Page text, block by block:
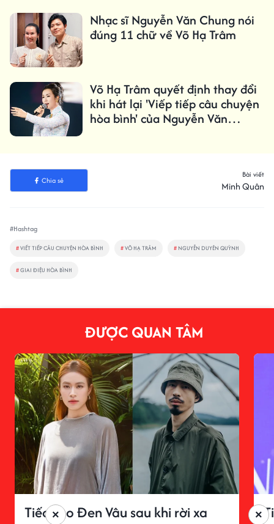
Nhạc sĩ Nguyễn Văn Chung nói
đúng 11 chữ về Võ Hạ Trâm
Võ Hạ Trâm quyết định thay đổi
khi hát lại 'Viếp tiếp câu chuyện
hòa bình' của Nguyễn Văn
Chia sẻ
Bài viết
Minh Quân
#Hashtag
#VIẾT TIẾP CÂU CHUYỆN HÒA BÌNH #VÕ HẠ TRÂM # NGUYỄN DUYÊN QUỲNH
#GIAI ĐIỆU HÒA BÌNH
ĐƯỢC QUAN TÂM
Tiếc cho Đen Vâu sau khi rời xa
×
×